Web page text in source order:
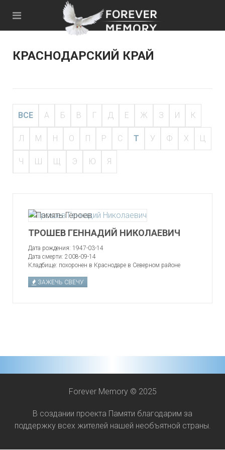
КРАСНОДАРСКИЙ КРАЙ
ВСЕ А Б В Г Д Е Ж З И К
Л М Н О П Р С Т У Ф Х Ц
Ч Ш Щ Э Ю Я
ТРОШЕВ ГЕННАДИЙ НИКОЛАЕВИЧ
Дата рождения: 1947-03-14
Дата смерти: 2008-09-14
Кладбище: похоронен в Краснодаре в Северном районе
ЗАЖЕЧЬ СВЕЧУ
Forever Memory © 2025
В создании проекта Памяти благодарим за
поддержку всех жителей нашей необъятной страны.